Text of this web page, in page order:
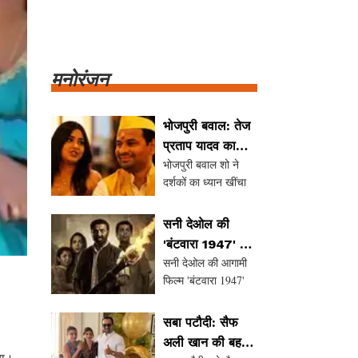
मनोरंजन
भोजपुरी बवाल: तेज
प्रताप यादव का
मजेदार अंदाज और
लिट्टी-चोखा की
भोजपुरी बवाल शो ने
दर्शकों का ध्यान खींचा
यादव और काजल
राघवानी की मजेदार
केमिस्ट्री देखने को मिल
रही है। तेज प्रताप का
लिट्टी-चोखा का जिक्र
प्रतिक्रियाएं फैंस को
बेहद
सनी देओल की
'बंटवारा 1947' की
बॉक्स ऑफिस पर
शानदार शुरुआत की
सनी देओल की आगामी
फिल्म 'बंटवारा 1947'
उत्साह है। यह फिल्म
14 अगस्त को रिलीज हो
रही है और पहले दिन के
सबा पटौदी: सैफ
अली खान की बहन